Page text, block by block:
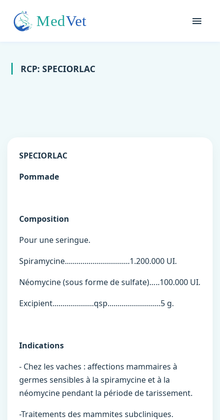
RCP: SPECIORLAC
SPECIORLAC
Pommade
Composition
Pour une seringue.
Spiramycine.................................1.200.000 UI.
Néomycine (sous forme de sulfate)…..100.000 UI.
Excipient.....................qsp...........................5 g.
Indications
- Chez les vaches : affections mammaires à
germes sensibles à la spiramycine et à la
néomycine pendant la période de tarissement.
-Traitements des mammites subcliniques.